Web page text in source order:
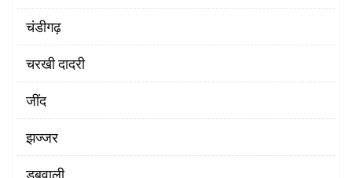
चंडीगढ़
चरखी दादरी
‌जींद
झज्जर
डबवाली